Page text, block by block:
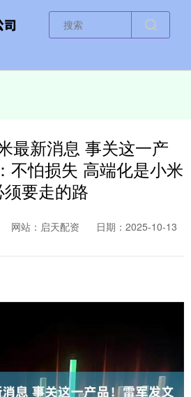
最新消息 事关这一产
不怕损失 高端化是小米
须要走的路
网站：启天配资
日期：2025-10-13